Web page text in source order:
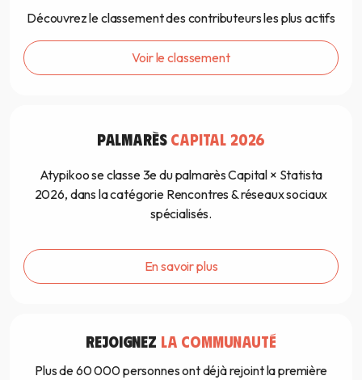
Découvrez le classement des contributeurs les plus actifs
Voir le classement
PALMARÈS CAPITAL 2026
Atypikoo se classe 3e du palmarès Capital × Statista
2026, dans la catégorie Rencontres & réseaux sociaux
spécialisés.
En savoir plus
REJOIGNEZ LA COMMUNAUTÉ
Plus de 60 000 personnes ont déjà rejoint la première